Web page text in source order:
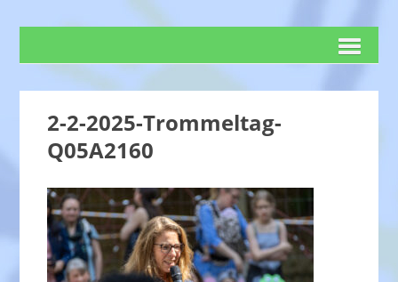
2-2-2025-Trommeltag-
Q05A2160